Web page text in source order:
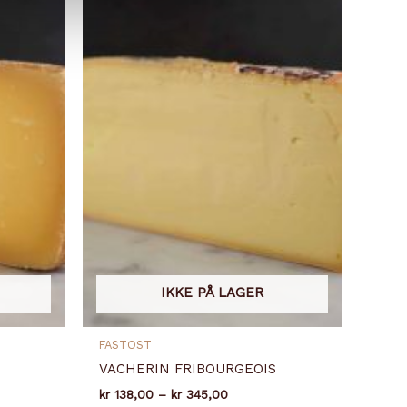
IKKE PÅ LAGER
FASTOST
VACHERIN FRIBOURGEOIS
kr138,00 – kr345,00Prisområde: